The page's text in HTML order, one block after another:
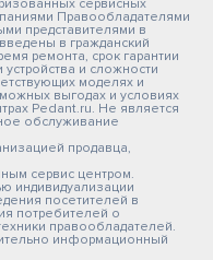
сервисных
Правообладателями
представителями в
в гражданский
ремонта, срок гарантии
и сложности
моделях и
выгодах и условиях
Pedant.ru. Не является
обслуживание
продавца,
сервис центром.
индивидуализации
посетителей в
потребителей о
правообладателей.
информационный